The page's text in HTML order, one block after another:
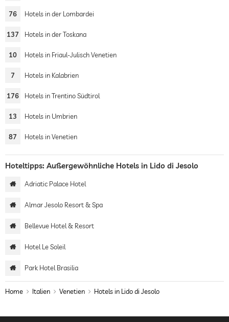
76 Hotels in der Lombardei
137 Hotels in der Toskana
10 Hotels in Friaul-Julisch Venetien
7 Hotels in Kalabrien
176 Hotels in Trentino Südtirol
13 Hotels in Umbrien
87 Hotels in Venetien
Hoteltipps: Außergewöhnliche Hotels in Lido di Jesolo
Adriatic Palace Hotel
Almar Jesolo Resort & Spa
Bellevue Hotel & Resort
Hotel Le Soleil
Park Hotel Brasilia
Home Italien Venetien Hotels in Lido di Jesolo